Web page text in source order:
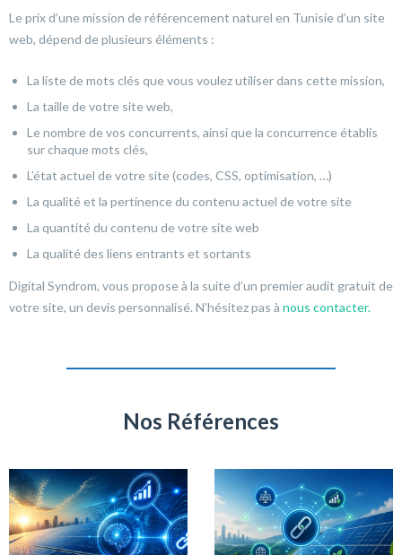
Le prix d’une mission de référencement naturel en Tunisie d’un site
web, dépend de plusieurs éléments :
La liste de mots clés que vous voulez utiliser dans cette mission,
La taille de votre site web,
Le nombre de vos concurrents, ainsi que la concurrence établis
sur chaque mots clés,
L’état actuel de votre site (codes, CSS, optimisation, …)
La qualité et la pertinence du contenu actuel de votre site
La quantité du contenu de votre site web
La qualité des liens entrants et sortants
Digital Syndrom, vous propose à la suite d’un premier audit gratuit de
votre site, un devis personnalisé. N’hésitez pas à nous contacter.
Nos Références